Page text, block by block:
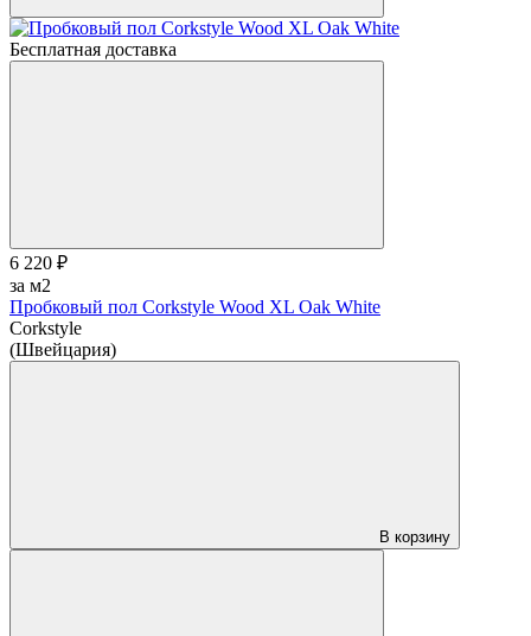
Бесплатная доставка
6 220 ₽
за м2
Пробковый пол Corkstyle Wood XL Oak White
Corkstyle
(Швейцария)
В корзину